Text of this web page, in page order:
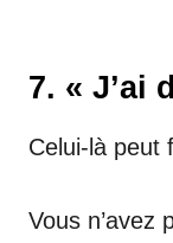
7. « J’ai
Celui-là peut
Vous n’avez